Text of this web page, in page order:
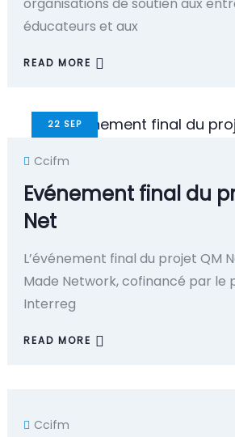
éducateurs et aux
READ MORE
22 SEP
Ccifm
Evénement final du
Net
L’événement final du projet QM
Made Network, cofinancé par le
Interreg
READ MORE
Ccifm